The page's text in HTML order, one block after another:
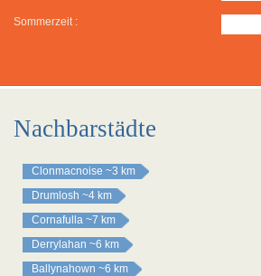
Sommerzeit :
Nachbarstädte
Clonmacnoise ~3 km
Drumlosh ~4 km
Cornafulla ~7 km
Derrylahan ~6 km
Ballynahown ~6 km